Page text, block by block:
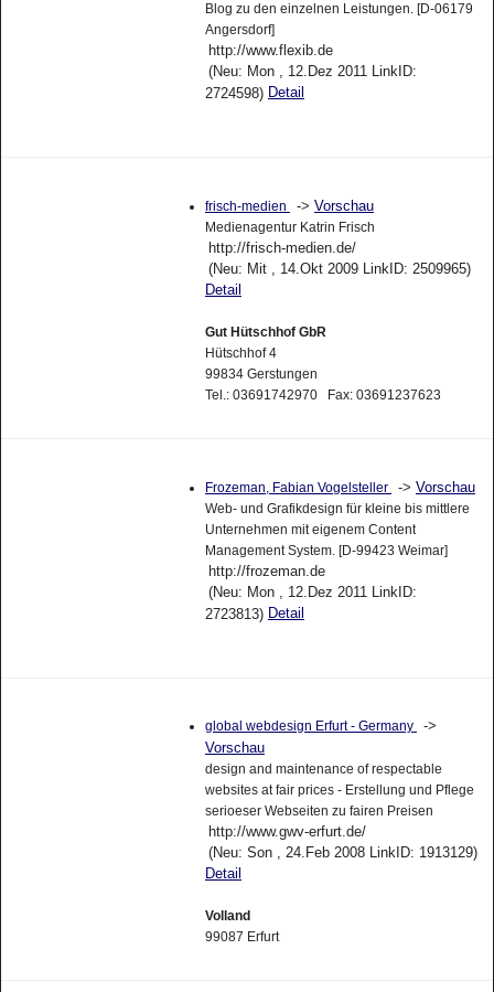
Blog zu den einzelnen Leistungen. [D-06179
Angersdorf]
http://www.flexib.de
(Neu: Mon , 12.Dez 2011 LinkID:
2724598) Detail
frisch-medien -> Vorschau
Medienagentur Katrin Frisch
http://frisch-medien.de/
(Neu: Mit , 14.Okt 2009 LinkID: 2509965)
Detail
Gut Hütschhof GbR
Hütschhof 4
99834 Gerstungen
Tel.: 03691742970 Fax: 03691237623
Frozeman, Fabian Vogelsteller -> Vorschau
Web- und Grafikdesign für kleine bis mittlere
Unternehmen mit eigenem Content
Management System. [D-99423 Weimar]
http://frozeman.de
(Neu: Mon , 12.Dez 2011 LinkID:
2723813) Detail
global webdesign Erfurt - Germany
->
Vorschau
design and maintenance of respectable
websites at fair prices - Erstellung und Pflege
serioeser Webseiten zu fairen Preisen
http://www.gwv-erfurt.de/
(Neu: Son , 24.Feb 2008 LinkID: 1913129)
Detail
Volland
99087 Erfurt